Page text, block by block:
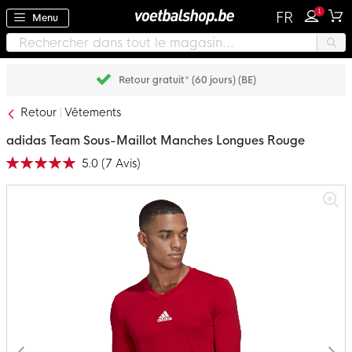
Menu FR 1
Payez plus tard avec Klarna
Retour Vêtements
adidas Team Sous-Maillot Manches Longues Rouge
Notation: 5.0 (7 Avis)